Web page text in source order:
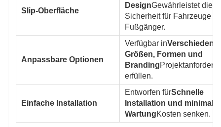
Slip-Oberfläche
DesignGewährleistet die
Sicherheit für Fahrzeuge
Fußgänger.
Anpassbare Optionen
Verfügbar inVerschiedene
Größen, Formen und
Branding
erfüllen.
Einfache Installation
Entworfen fürSchnelle
Installation und minimale
WartungKosten senken.